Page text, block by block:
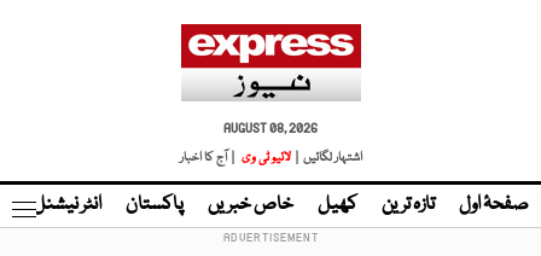
AUGUST 08, 2026
اشتہار لگائیں |
لائیو ٹی وی | آج کا اخبار
صفحۂ اول تازہ ترین کھیل خاص خبریں پاکستان انٹر نیشنل